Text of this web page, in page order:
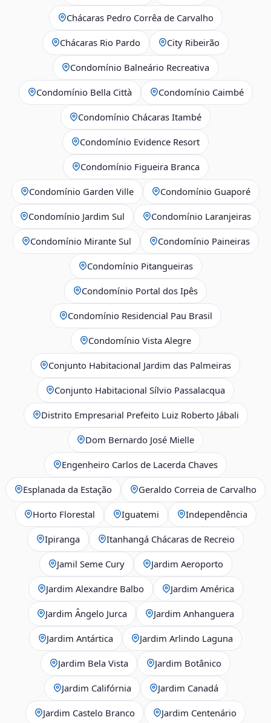
Chácaras Pedro Corrêa de Carvalho
Chácaras Rio Pardo City Ribeirão
Condomínio Balneário Recreativa
Condomínio Bella Città Condomínio Caimbé
Condomínio Chácaras Itambé
Condomínio Evidence Resort
Condomínio Figueira Branca
Condomínio Garden Ville Condomínio Guaporé
Condomínio Jardim Sul Condomínio Laranjeiras
Condomínio Mirante Sul Condomínio Paineiras
Condomínio Pitangueiras
Condomínio Portal dos Ipês
Condomínio Residencial Pau Brasil
Condomínio Vista Alegre
Conjunto Habitacional Jardim das Palmeiras
Conjunto Habitacional Sílvio Passalacqua
Distrito Empresarial Prefeito Luiz Roberto Jábali
Dom Bernardo José Mielle
Engenheiro Carlos de Lacerda Chaves
Esplanada da Estação Geraldo Correia de Carvalho
Horto Florestal Iguatemi Independência
Ipiranga Itanhangá Chácaras de Recreio
Jamil Seme Cury Jardim Aeroporto
Jardim Alexandre Balbo Jardim América
Jardim Ângelo Jurca Jardim Anhanguera
Jardim Antártica Jardim Arlindo Laguna
Jardim Bela Vista Jardim Botânico
Jardim Califórnia Jardim Canadá
Jardim Castelo Branco Jardim Centenário